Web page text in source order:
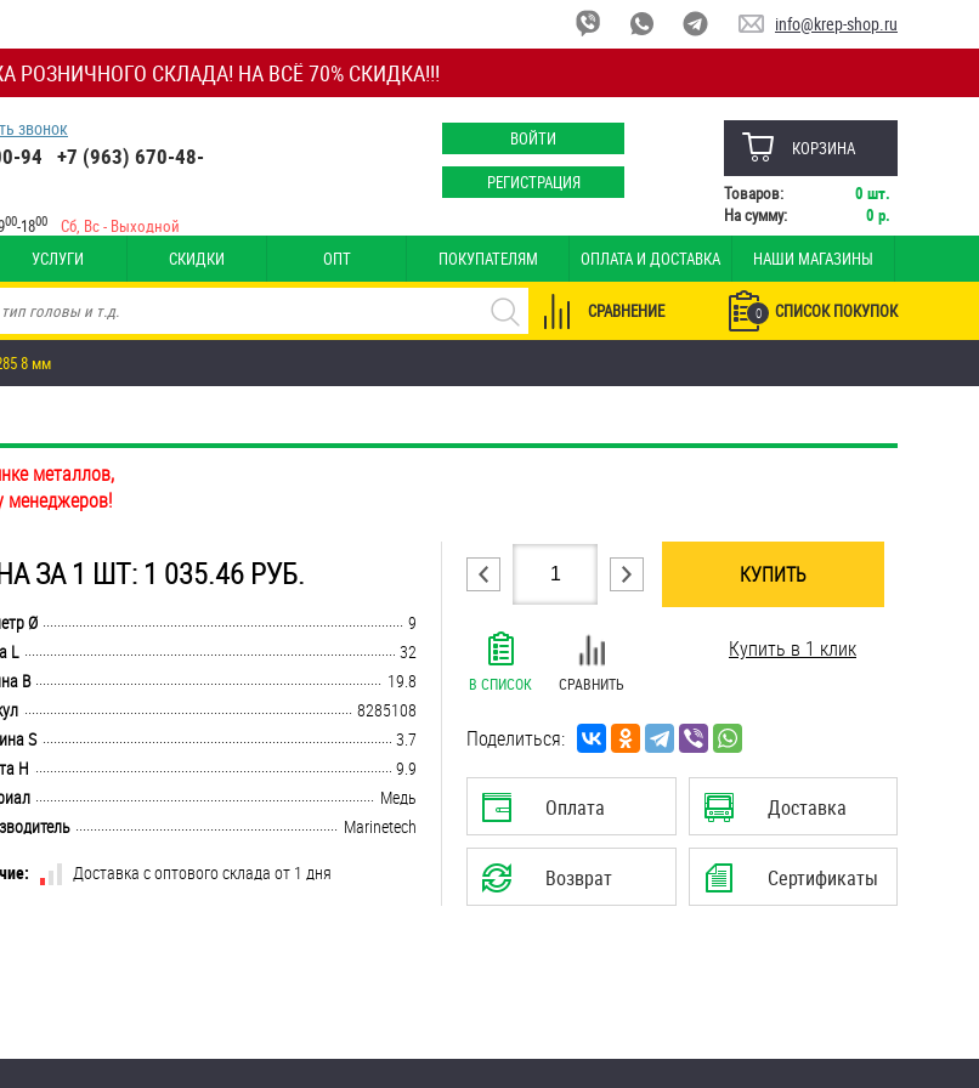
РОЗНИЧНОГО СКЛАДА! НА ВСЁ 70% СКИДКА!!!
info@krep-shop.ru
звонок
94 +7 (963) 670-48-
00-1800 Сб, Вс - Выходной
ВОЙТИ
РЕГИСТРАЦИЯ
КОРЗИНА
Товаров: 0 шт.
На сумму:
0 р.
УСЛУГИ СКИДКИ ОПТ ПОКУПАТЕЛЯМ ОПЛАТА И ДОСТАВКА НАШИ МАГАЗИНЫ
0 СПИСОК ПОКУПОК
СРАВНЕНИЕ
8 мм
металлов,
менеджеров!
ЗА 1 ШТ: 1 035.46 РУБ.
Ø
9
L
32
B
19.8
8285108
S
3.7
H
9.9
Медь
Marinetech
Доставка с оптового склада от 1 дня
КУПИТЬ
В СПИСОК СРАВНИТЬ
Купить в 1 клик
Поделиться:
Оплата Доставка
Возврат Сертификаты